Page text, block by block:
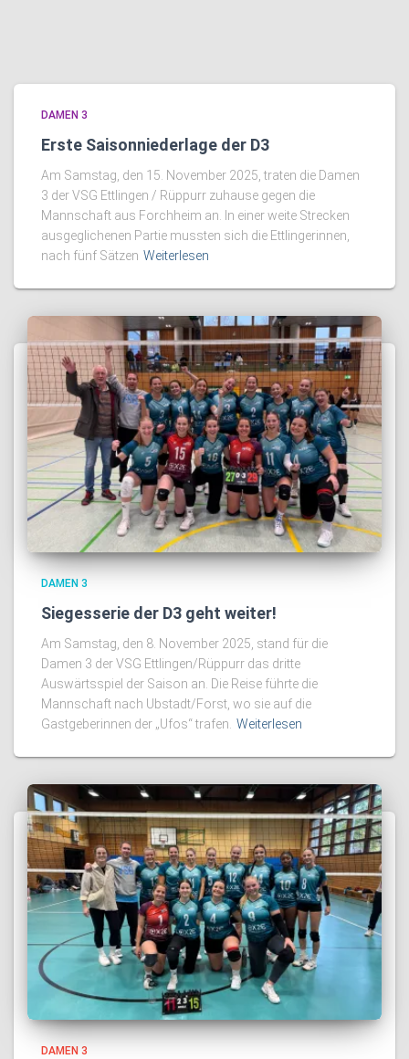
DAMEN 3
Erste Saisonniederlage der D3
Am Samstag, den 15. November 2025, traten die Damen
3 der VSG Ettlingen / Rüppurr zuhause gegen die
Mannschaft aus Forchheim an. In einer weite Strecken
ausgeglichenen Partie mussten sich die Ettlingerinnen,
nach fünf Sätzen Weiterlesen
DAMEN 3
Siegesserie der D3 geht weiter!
Am Samstag, den 8. November 2025, stand für die
Damen 3 der VSG Ettlingen/Rüppurr das dritte
Auswärtsspiel der Saison an. Die Reise führte die
Mannschaft nach Ubstadt/Forst, wo sie auf die
Gastgeberinnen der „Ufos“ trafen. Weiterlesen
DAMEN 3